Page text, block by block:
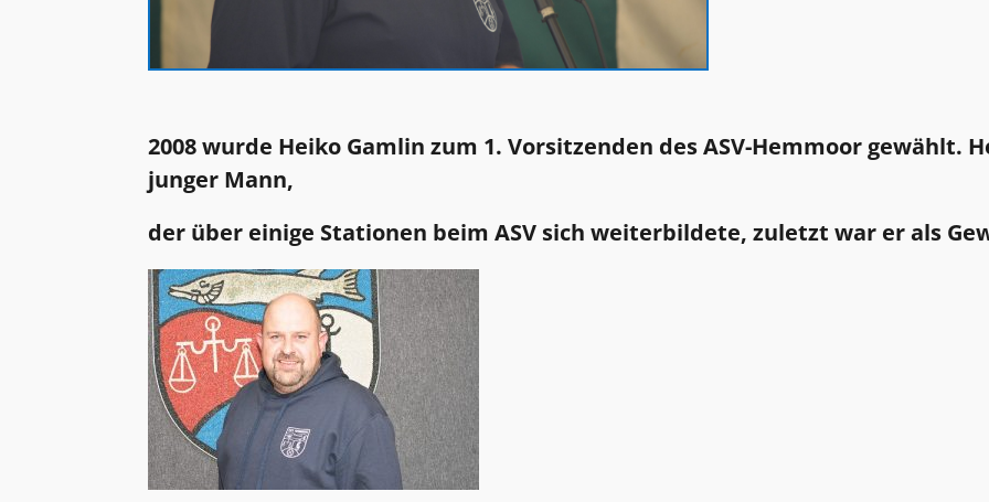
2008 wurde Heiko Gamlin zum 1. Vorsitzenden des ASV-Hemmoor gewählt.
junger Mann,
der über einige Stationen beim ASV sich weiterbildete,zuletzt war er als